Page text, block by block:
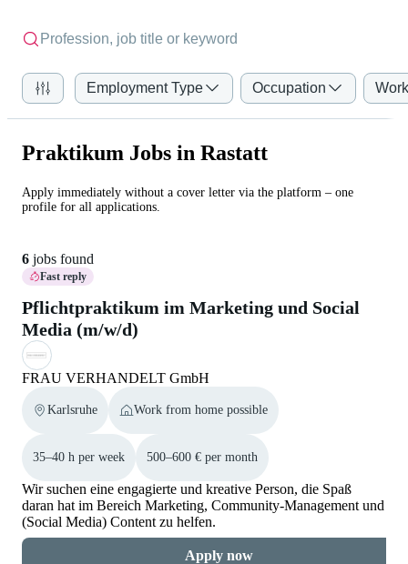
Employment Type Occupation
Praktikum Jobs in Rastatt
Apply immediately without a cover letter via the platform – one
profile for all applications.
6 jobs found
Fast reply
Pflichtpraktikum im Marketing und Social
Media (m/w/d)
FRAU VERHANDELT GmbH
Karlsruhe Work from home possible
35–40 h per week 500–600 € per month
Wir suchen eine engagierte und kreative Person, die Spaß
daran hat im Bereich Marketing, Community-Management und
(Social Media) Content zu helfen.
Apply now